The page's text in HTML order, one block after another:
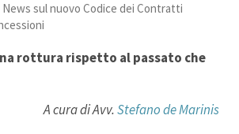
News sul nuovo Codice dei Contratti
rottura rispetto al passato che
A cura di Avv.Stefano de Marinis